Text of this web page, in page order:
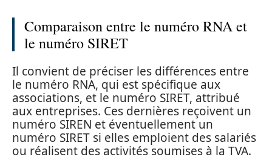
Comparaison entre le numéro RNA et
le numéro SIRET
Il convient de préciser les différences entre
le numéro RNA, qui est spécifique aux
associations, et le numéro SIRET, attribué
aux entreprises. Ces dernières reçoivent un
numéro SIREN et éventuellement un
numéro SIRET si elles emploient des salariés
ou réalisent des activités soumises à la TVA.